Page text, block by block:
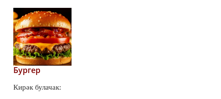
Бургер
Кирәк булачак: